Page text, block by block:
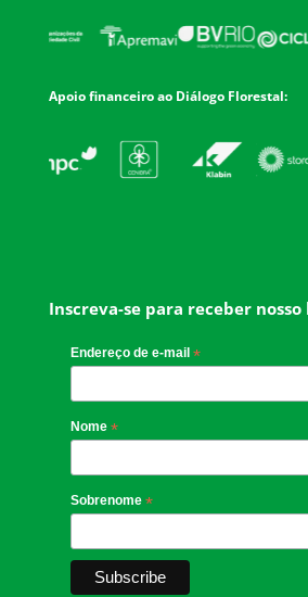
Apoio financeiro ao Diálogo Florestal:
Inscreva-se para receber
Endereço de e-mail *
Nome *
Sobrenome *